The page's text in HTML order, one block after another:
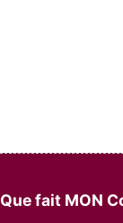
Que fait MON